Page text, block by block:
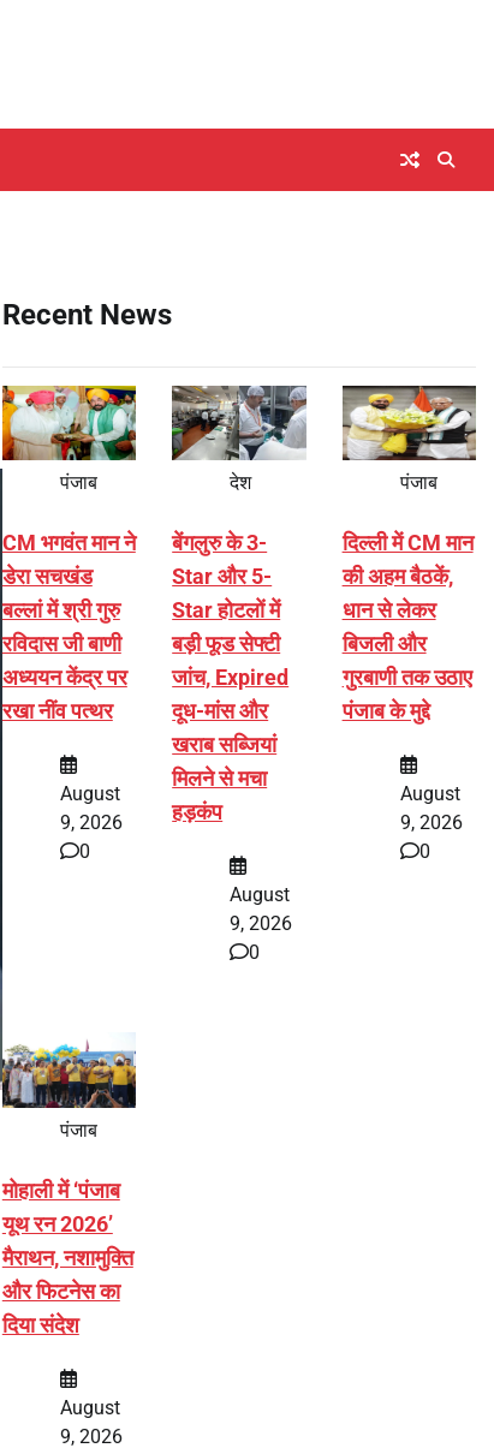
Recent News
पंजाब
CM भगवंत मान ने
डेरा सचखंड
बल्लां में श्री गुरु
रविदास जी बाणी
अध्ययन केंद्र पर
रखा नींव पत्थर
August
9, 2026
0
देश
बेंगलुरु के 3-
Star और 5-
Star होटलों में
बड़ी फूड सेफ्टी
जांच, Expired
दूध-मांस और
खराब सब्जियां
मिलने से मचा
हड़कंप
August
9, 2026
0
पंजाब
दिल्ली में CM मान
की अहम बैठकें,
धान से लेकर
बिजली और
गुरबाणी तक उठाए
पंजाब के मुद्दे
August
9, 2026
0
पंजाब
मोहाली में ‘पंजाब
यूथ रन 2026’
मैराथन, नशामुक्ति
और फिटनेस का
दिया संदेश
August
9, 2026